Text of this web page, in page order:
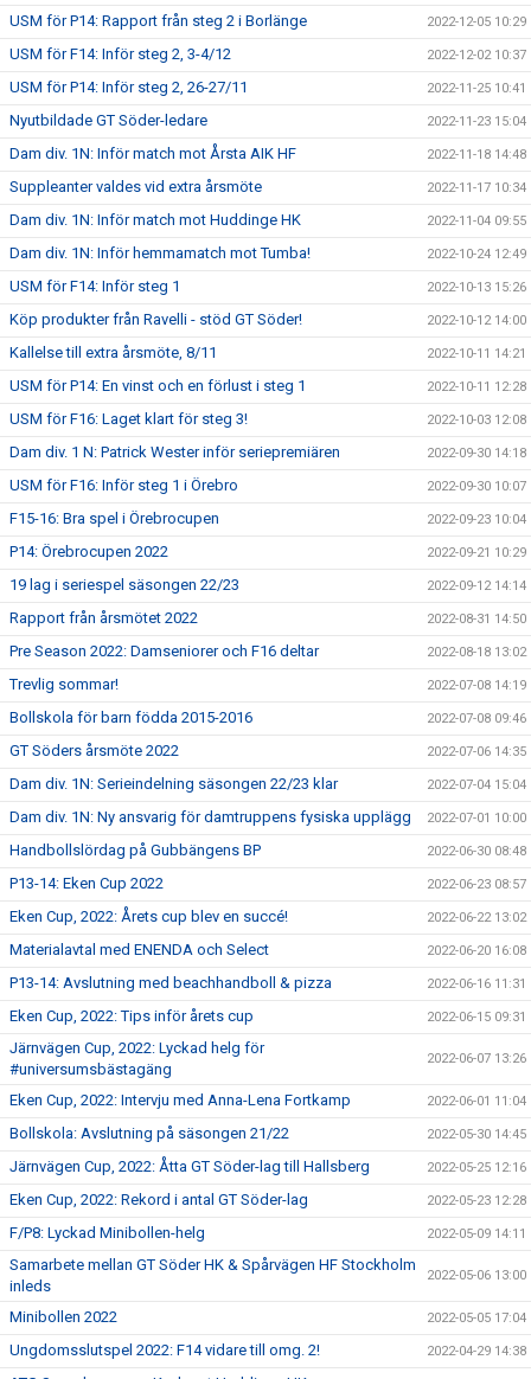
USM för P14: Rapport från steg 2 i Borlänge 2022-12-05 10:29
USM för F14: Inför steg 2, 3-4/12 2022-12-02 10:37
USM för P14: Inför steg 2, 26-27/11 2022-11-25 10:41
Nyutbildade GT Söder-ledare 2022-11-23 15:04
Dam div. 1N: Inför match mot Årsta AIK HF 2022-11-18 14:48
Suppleanter valdes vid extra årsmöte 2022-11-17 10:34
Dam div. 1N: Inför match mot Huddinge HK 2022-11-04 09:55
Dam div. 1N: Inför hemmamatch mot Tumba! 2022-10-24 12:49
USM för F14: Inför steg 1 2022-10-13 15:26
Köp produkter från Ravelli - stöd GT Söder! 2022-10-12 14:00
Kallelse till extra årsmöte, 8/11 2022-10-11 14:21
USM för P14: En vinst och en förlust i steg 1 2022-10-11 12:28
USM för F16: Laget klart för steg 3! 2022-10-03 12:08
Dam div. 1 N: Patrick Wester inför seriepremiären 2022-09-30 14:18
USM för F16: Inför steg 1 i Örebro 2022-09-30 10:07
F15-16: Bra spel i Örebrocupen 2022-09-23 10:04
P14: Örebrocupen 2022 2022-09-21 10:29
19 lag i seriespel säsongen 22/23 2022-09-12 14:14
Rapport från årsmötet 2022 2022-08-31 14:50
Pre Season 2022: Damseniorer och F16 deltar 2022-08-18 13:02
Trevlig sommar! 2022-07-08 14:19
Bollskola för barn födda 2015-2016 2022-07-08 09:46
GT Söders årsmöte 2022 2022-07-06 14:35
Dam div. 1N: Serieindelning säsongen 22/23 klar 2022-07-04 15:04
Dam div. 1N: Ny ansvarig för damtruppens fysiska upplägg 2022-07-01 10:00
Handbollslördag på Gubbängens BP 2022-06-30 08:48
P13-14: Eken Cup 2022 2022-06-23 08:57
Eken Cup, 2022: Årets cup blev en succé! 2022-06-22 13:02
Materialavtal med ENENDA och Select 2022-06-20 16:08
P13-14: Avslutning med beachhandboll & pizza 2022-06-16 11:31
Eken Cup, 2022: Tips inför årets cup 2022-06-15 09:31
Järnvägen Cup, 2022: Lyckad helg för
#universumsbästagäng
2022-06-07 13:26
Eken Cup, 2022: Intervju med Anna-Lena Fortkamp 2022-06-01 11:04
Bollskola: Avslutning på säsongen 21/22 2022-05-30 14:45
Järnvägen Cup, 2022: Åtta GT Söder-lag till Hallsberg 2022-05-25 12:16
Eken Cup, 2022: Rekord i antal GT Söder-lag 2022-05-23 12:28
F/P8: Lyckad Minibollen-helg 2022-05-09 14:11
Samarbete mellan GT Söder HK & Spårvägen HF Stockholm
inleds
2022-05-06 13:00
Minibollen 2022 2022-05-05 17:04
Ungdomsslutspel 2022: F14 vidare till omg. 2! 2022-04-29 14:38